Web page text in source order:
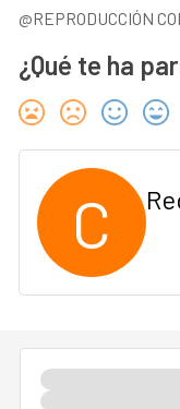
@REPRODUCCIÓN
¿Qué te ha
C